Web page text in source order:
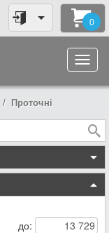
0
Проточні
до: